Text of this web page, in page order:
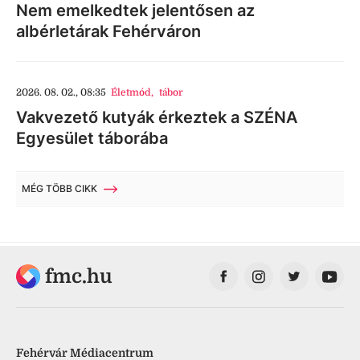
Nem emelkedtek jelentősen az
albérletárak Fehérváron
2026. 08. 02., 08:35 Életmód, tábor
Vakvezető kutyák érkeztek a SZÉNA
Egyesület táborába
MÉG TÖBB CIKK
fmc.hu
Fehérvár Médiacentrum